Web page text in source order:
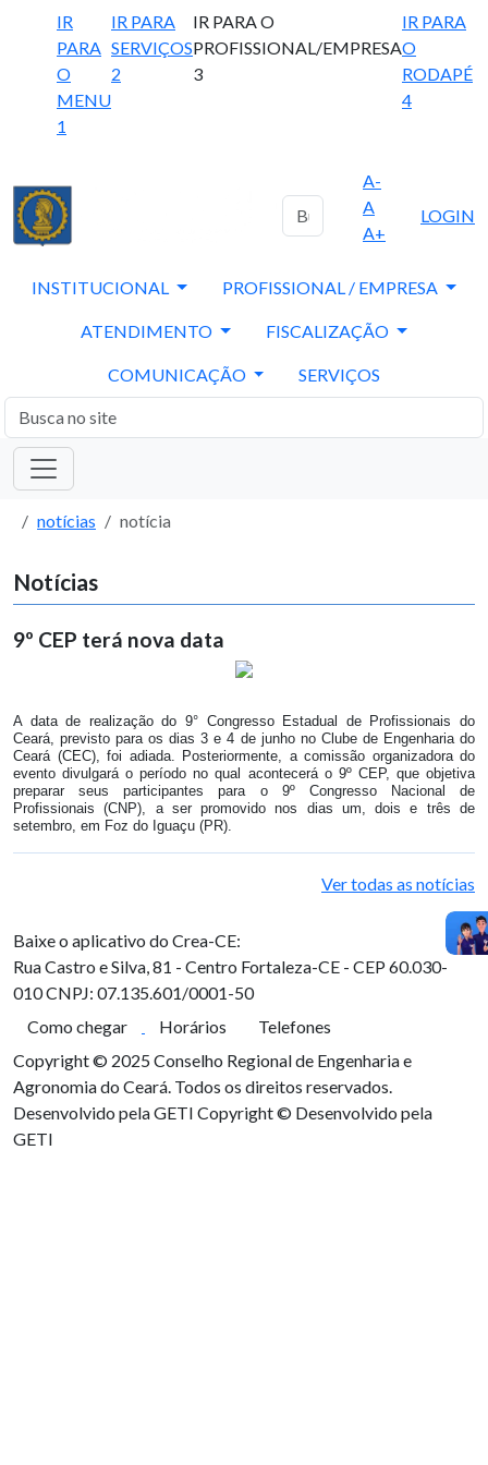
IR
PARA
O
MENU
1
IR PARA
SERVIÇOS
2
IR PARA O
PROFISSIONAL/EMPRESA
3
IR PARA
O
RODAPÉ
4
A-
A
A+
LOGIN
INSTITUCIONAL PROFISSIONAL / EMPRESA
ATENDIMENTO FISCALIZAÇÃO
COMUNICAÇÃO SERVIÇOS
notícias notícia
Notícias
9º CEP terá nova data
A data de realização do 9° Congresso Estadual de Profissionais do
Ceará, previsto para os dias 3 e 4 de junho no Clube de Engenharia do
Ceará (CEC), foi adiada. Posteriormente, a comissão organizadora do
evento divulgará o período no qual acontecerá o 9º CEP, que objetiva
preparar seus participantes para o 9º Congresso Nacional de
Profissionais (CNP), a ser promovido nos dias um, dois e três de
setembro, em Foz do Iguaçu (PR).
Ver todas as notícias
Baixe o aplicativo do Crea-CE:
Rua Castro e Silva, 81 - Centro Fortaleza-CE - CEP 60.030-
010CNPJ: 07.135.601/0001-50
Como chegar
Horários
Telefones
Copyright © 2025 Conselho Regional de Engenharia e
Agronomia do Ceará. Todos os direitos reservados.
Desenvolvido pela GETI Copyright © Desenvolvido pela
GETI